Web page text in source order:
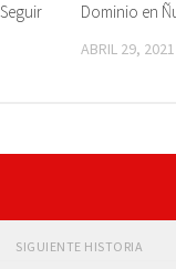
Dominio en
ABRIL 29, 2021
SIGUIENTE HISTORIA